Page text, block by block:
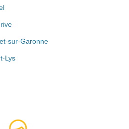
sur-Garonne
Lys